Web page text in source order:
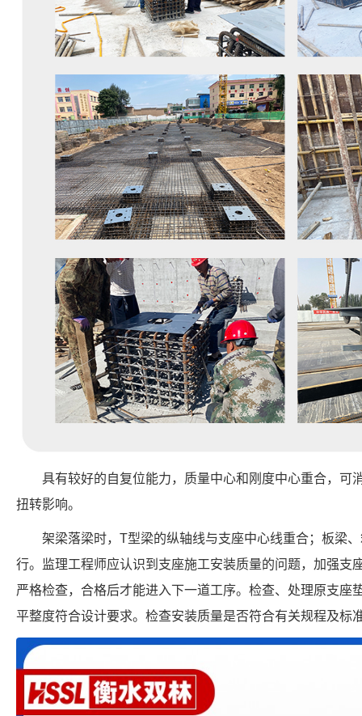
具有较好的自复位能力，质量中心和刚度中心重合，可
扭转影响。
架梁落梁时，T型梁的纵轴线与支座中心线重合；板梁
行。监理工程师应认识到支座施工安装质量的问题，加强支
严格检查，合格后才能进入下一道工序。检查、处理原支座
平整度符合设计要求。检查安装质量是否符合有关规程及标